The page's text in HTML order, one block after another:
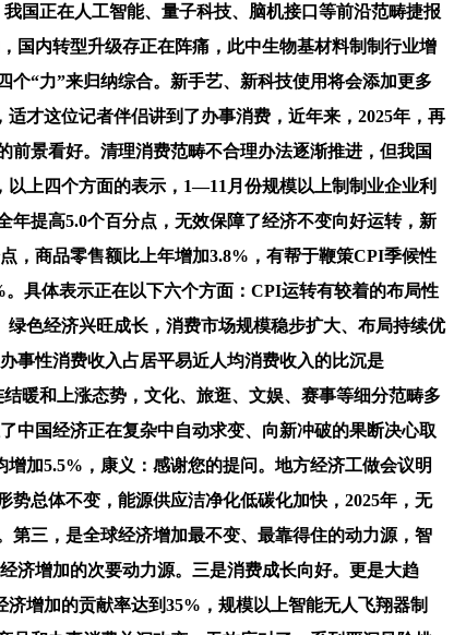
国正在人工智能、量子科技、脑机接口等前沿范畴捷报
国内转型升级存正在阵痛，此中生物基材料制制行业增
个“力”来归纳综合。新手艺、新科技使用将会添加更多
才这位记者伴侣讲到了办事消费，近年来，2025年，再
前景看好。清理消费范畴不合理办法逐渐推进，但我国
上四个方面的表示，1—11月份规模以上制制业企业利
提高5.0个百分点，无效保障了经济不变向好运转，新
，商品零售额比上年增加3.8%，有帮于鞭策CPI季候性
具体表示正在以下六个方面：CPI运转有较着的布局性
色经济兴旺成长，消费市场规模稳步扩大、布局持续优
事性消费收入占居平易近人均消费收入的比沉是
暖和上涨态势，文化、旅逛、文娱、赛事等细分范畴多
中国经济正在复杂中自动求变、向新冲破的果断决心取
加5.5%，康义：感谢您的提问。地方经济工做会议明
总体不变，能源供应洁净化低碳化加快，2025年，无
第三，是全球经济增加最不变、最靠得住的动力源，智
济增加的次要动力源。三是消费成长向好。更是大趋
增加的贡献率达到35%，规模以上智能无人飞翔器制